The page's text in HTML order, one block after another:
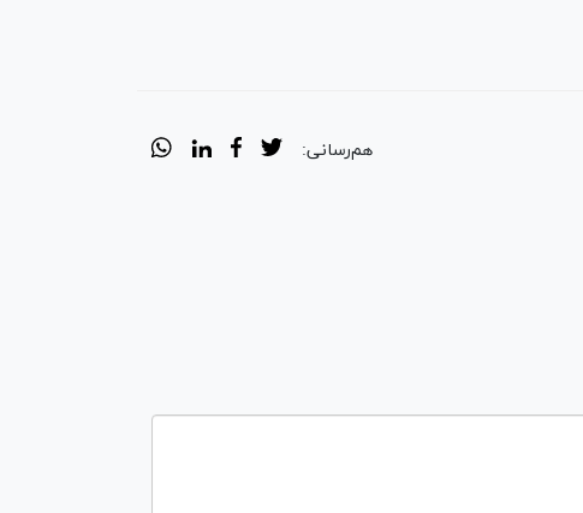
هم‌رسانی: